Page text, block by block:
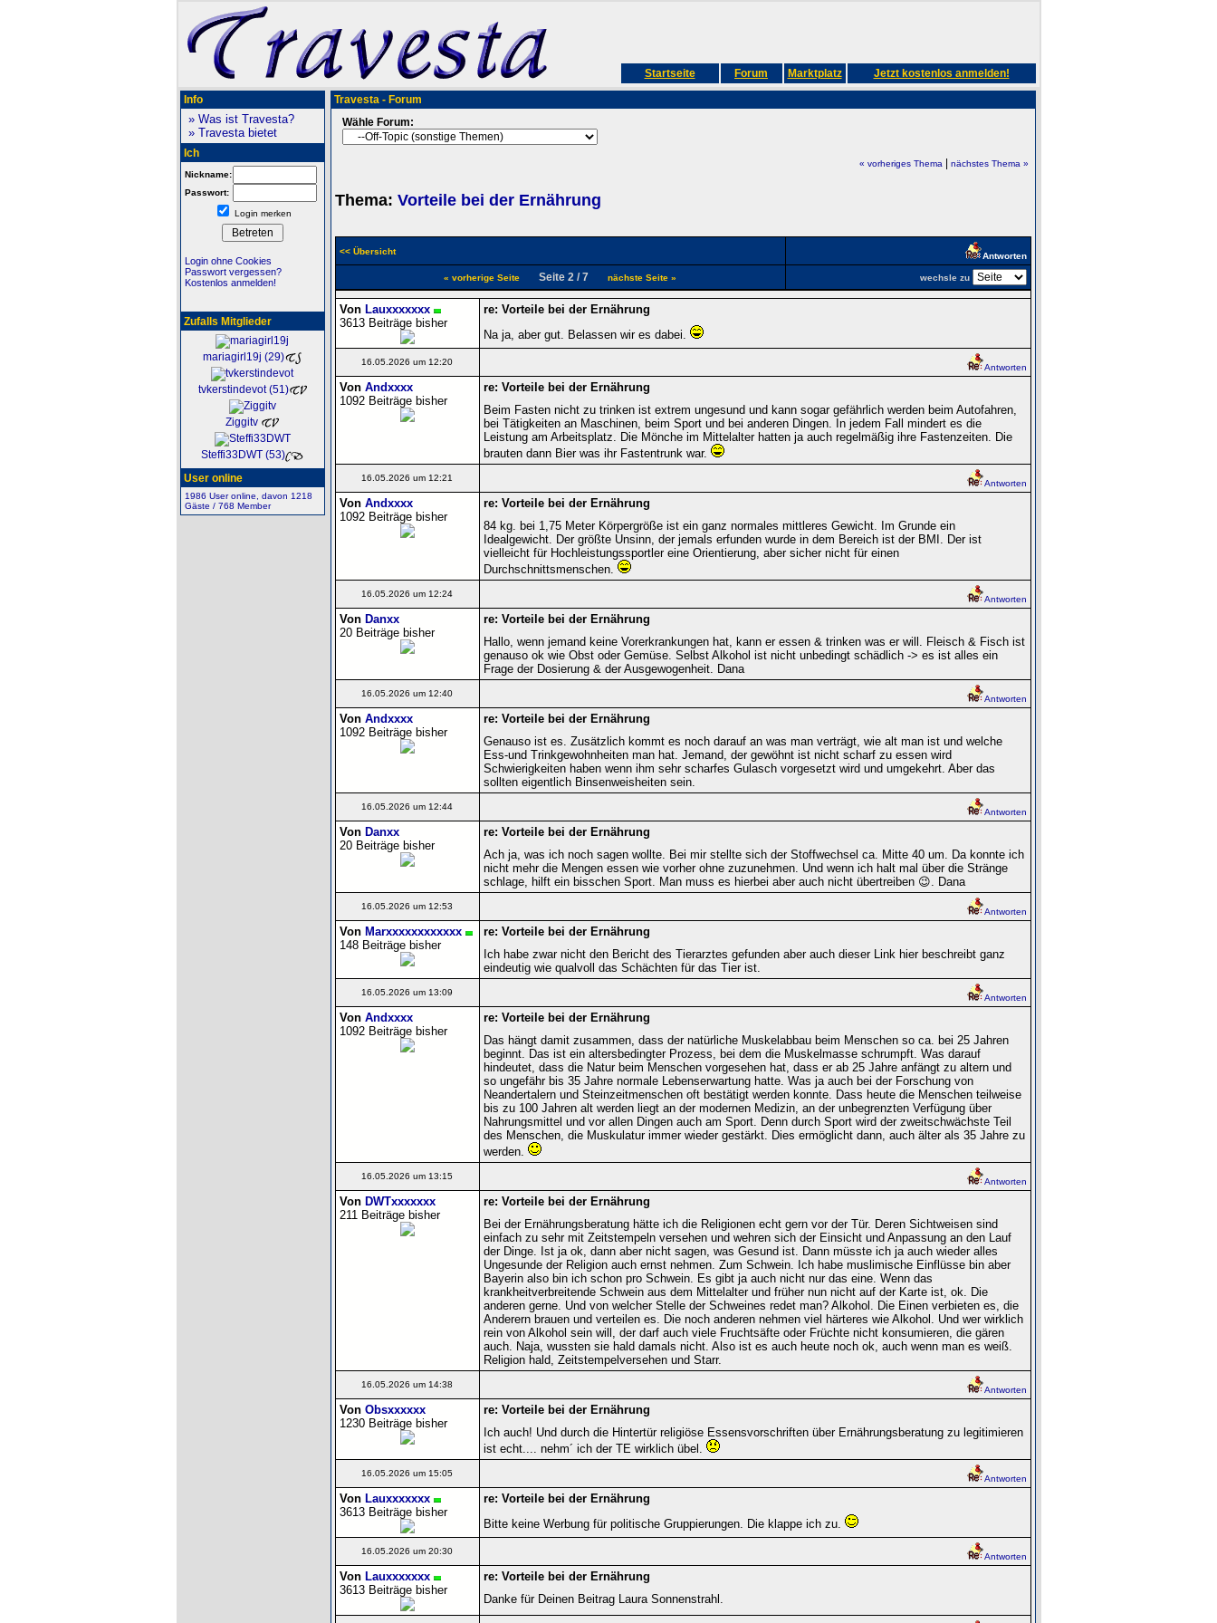
Startseite Forum Marktplatz Jetzt kostenlos anmelden!
Info
» Was ist Travesta?
» Travesta bietet
Ich
Nickname:
Passwort:
Login merken
Login ohne Cookies
Passwort vergessen?
Kostenlos anmelden!
Zufalls Mitglieder
mariagirl19j (29)
tvkerstindevot (51)
Ziggitv
Steffi33DWT (53)
User online
1986 User online, davon 1218
Gäste / 768 Member
Travesta - Forum
Wähle Forum:
« vorheriges Thema| nächstes Thema »
Thema: Vorteile bei der Ernährung
<< Übersicht Antworten
« vorherige Seite Seite 2 / 7 nächste Seite » wechsle zu
Von Lauxxxxxxx
3613 Beiträge bisher
re: Vorteile bei der Ernährung
Na ja, aber gut. Belassen wir es dabei.
16.05.2026 um 12:20
Antworten
Von Andxxxx
1092 Beiträge bisher
re: Vorteile bei der Ernährung
Beim Fasten nicht zu trinken ist extrem ungesund und kann sogar gefährlich werden beim Autofahren,
bei Tätigkeiten an Maschinen, beim Sport und bei anderen Dingen. In jedem Fall mindert es die
Leistung am Arbeitsplatz. Die Mönche im Mittelalter hatten ja auch regelmäßig ihre Fastenzeiten. Die
brauten dann Bier was ihr Fastentrunk war.
16.05.2026 um 12:21
Antworten
Von Andxxxx
1092 Beiträge bisher
re: Vorteile bei der Ernährung
84 kg. bei 1,75 Meter Körpergröße ist ein ganz normales mittleres Gewicht. Im Grunde ein
Idealgewicht. Der größte Unsinn, der jemals erfunden wurde in dem Bereich ist der BMI. Der ist
vielleicht für Hochleistungssportler eine Orientierung, aber sicher nicht für einen
Durchschnittsmenschen.
16.05.2026 um 12:24
Antworten
Von Danxx
20 Beiträge bisher
re: Vorteile bei der Ernährung
Hallo, wenn jemand keine Vorerkrankungen hat, kann er essen & trinken was er will. Fleisch & Fisch ist
genauso ok wie Obst oder Gemüse. Selbst Alkohol ist nicht unbedingt schädlich -> es ist alles ein
Frage der Dosierung & der Ausgewogenheit. Dana
16.05.2026 um 12:40
Antworten
Von Andxxxx
1092 Beiträge bisher
re: Vorteile bei der Ernährung
Genauso ist es. Zusätzlich kommt es noch darauf an was man verträgt, wie alt man ist und welche
Ess-und Trinkgewohnheiten man hat. Jemand, der gewöhnt ist nicht scharf zu essen wird
Schwierigkeiten haben wenn ihm sehr scharfes Gulasch vorgesetzt wird und umgekehrt. Aber das
sollten eigentlich Binsenweisheiten sein.
16.05.2026 um 12:44
Antworten
Von Danxx
20 Beiträge bisher
re: Vorteile bei der Ernährung
Ach ja, was ich noch sagen wollte. Bei mir stellte sich der Stoffwechsel ca. Mitte 40 um. Da konnte ich
nicht mehr die Mengen essen wie vorher ohne zuzunehmen. Und wenn ich halt mal über die Stränge
schlage, hilft ein bisschen Sport. Man muss es hierbei aber auch nicht übertreiben 😉. Dana
16.05.2026 um 12:53
Antworten
Von Marxxxxxxxxxxxx
148 Beiträge bisher
re: Vorteile bei der Ernährung
Ich habe zwar nicht den Bericht des Tierarztes gefunden aber auch dieser Link hier beschreibt ganz
eindeutig wie qualvoll das Schächten für das Tier ist.
16.05.2026 um 13:09
Antworten
Von Andxxxx
1092 Beiträge bisher
re: Vorteile bei der Ernährung
Das hängt damit zusammen, dass der natürliche Muskelabbau beim Menschen so ca. bei 25 Jahren
beginnt. Das ist ein altersbedingter Prozess, bei dem die Muskelmasse schrumpft. Was darauf
hindeutet, dass die Natur beim Menschen vorgesehen hat, dass er ab 25 Jahre anfängt zu altern und
so ungefähr bis 35 Jahre normale Lebenserwartung hatte. Was ja auch bei der Forschung von
Neandertalern und Steinzeitmenschen oft bestätigt werden konnte. Dass heute die Menschen teilweise
bis zu 100 Jahren alt werden liegt an der modernen Medizin, an der unbegrenzten Verfügung über
Nahrungsmittel und vor allen Dingen auch am Sport. Denn durch Sport wird der zweitschwächste Teil
des Menschen, die Muskulatur immer wieder gestärkt. Dies ermöglicht dann, auch älter als 35 Jahre zu
werden.
16.05.2026 um 13:15
Antworten
Von DWTxxxxxxx
211 Beiträge bisher
re: Vorteile bei der Ernährung
Bei der Ernährungsberatung hätte ich die Religionen echt gern vor der Tür. Deren Sichtweisen sind
einfach zu sehr mit Zeitstempeln versehen und wehren sich der Einsicht und Anpassung an den Lauf
der Dinge. Ist ja ok, dann aber nicht sagen, was Gesund ist. Dann müsste ich ja auch wieder alles
Ungesunde der Religion auch ernst nehmen. Zum Schwein. Ich habe muslimische Einflüsse bin aber
Bayerin also bin ich schon pro Schwein. Es gibt ja auch nicht nur das eine. Wenn das
krankheitverbreitende Schwein aus dem Mittelalter und früher nun nicht auf der Karte ist, ok. Die
anderen gerne. Und von welcher Stelle der Schweines redet man? Alkohol. Die Einen verbieten es, die
Anderern brauen und verteilen es. Die noch anderen nehmen viel härteres wie Alkohol. Und wer wirklich
rein von Alkohol sein will, der darf auch viele Fruchtsäfte oder Früchte nicht konsumieren, die gären
auch. Naja, wussten sie hald damals nicht. Also ist es auch heute noch ok, auch wenn man es weiß.
Religion hald, Zeitstempelversehen und Starr.
16.05.2026 um 14:38
Antworten
Von Obsxxxxxx
1230 Beiträge bisher
re: Vorteile bei der Ernährung
Ich auch! Und durch die Hintertür religiöse Essensvorschriften über Ernährungsberatung zu legitimieren
ist echt.... nehm´ ich der TE wirklich übel.
16.05.2026 um 15:05
Antworten
Von Lauxxxxxxx
3613 Beiträge bisher
re: Vorteile bei der Ernährung
Bitte keine Werbung für politische Gruppierungen. Die klappe ich zu.
16.05.2026 um 20:30
Antworten
Von Lauxxxxxxx
3613 Beiträge bisher
re: Vorteile bei der Ernährung
Danke für Deinen Beitrag Laura Sonnenstrahl.